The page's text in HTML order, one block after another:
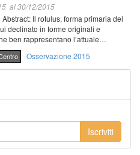
al 30/12/2015
Il rotulus, forma primaria del
declinato in forme originali e
ben rappresentano l’attuale…
Osservazione 2015
Iscriviti